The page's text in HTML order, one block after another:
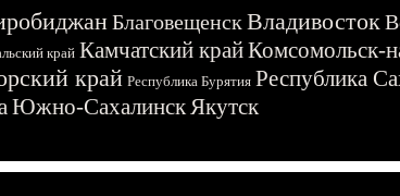
БлаговещенскВладивосток
край Камчатский крайКомсомольск-
край Республика Бурятия Республика
Южно-СахалинскЯкутск